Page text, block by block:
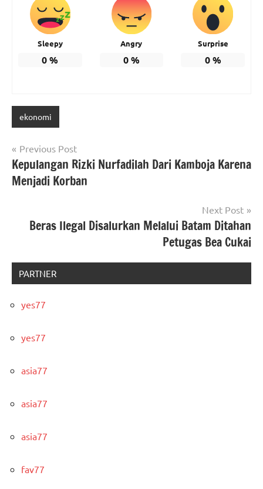
Sleepy
0%
Angry
0%
Surprise
0%
ekonomi
Post
navigation
Previous Post
Kepulangan Rizki Nurfadilah Dari Kamboja Karena
Menjadi Korban
Next Post
Beras Ilegal Disalurkan Melalui Batam Ditahan
Petugas Bea Cukai
PARTNER
yes77
yes77
asia77
asia77
asia77
fav77